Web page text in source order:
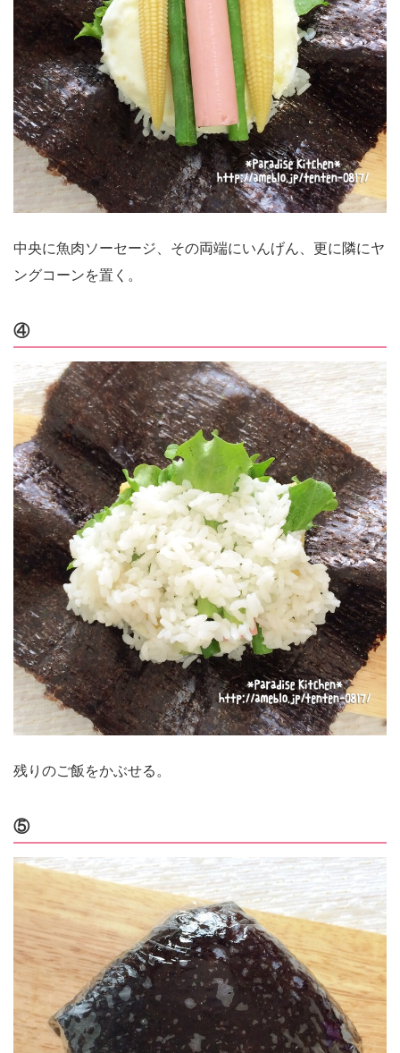
中央に魚肉ソーセージ、その両端にいんげん、更に隣にヤ
ングコーンを置く。
④
残りのご飯をかぶせる。
⑤